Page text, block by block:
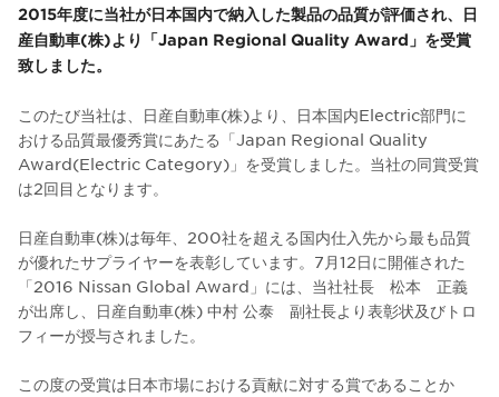
2015年度に当社が日本国内で納入した製品の品質が評価され、日
産自動車(株)より「Japan Regional Quality Award」を受賞
致しました。
このたび当社は、日産自動車(株)より、日本国内Electric部門に
おける品質最優秀賞にあたる「Japan Regional Quality
Award(Electric Category)」を受賞しました。当社の同賞受賞
は2回目となります。
日産自動車(株)は毎年、200社を超える国内仕入先から最も品質
が優れたサプライヤーを表彰しています。7月12日に開催された
「2016 Nissan Global Award」には、当社社長 松本 正義
が出席し、日産自動車(株) 中村 公泰 副社長より表彰状及びトロ
フィーが授与されました。
この度の受賞は日本市場における貢献に対する賞であることか